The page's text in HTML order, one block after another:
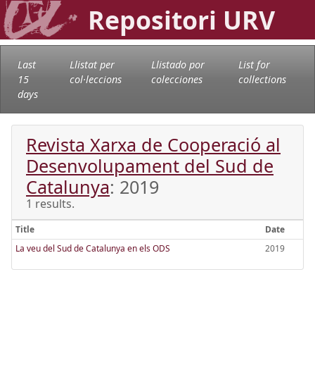
Repositori URV
Last
15
days
Llistat per
col·leccions
Llistado por
colecciones
List for
collections
Revista Xarxa de Cooperació al
Desenvolupament del Sud de
Catalunya: 2019
1 results.
Title
Date
La veu del Sud de Catalunya en els ODS
2019